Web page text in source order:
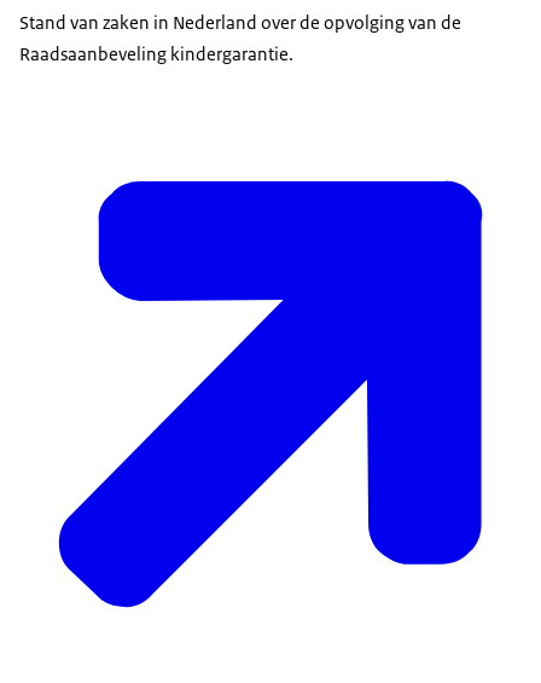
Stand van zaken in Nederland over de opvolging van de
Raadsaanbeveling kindergarantie.